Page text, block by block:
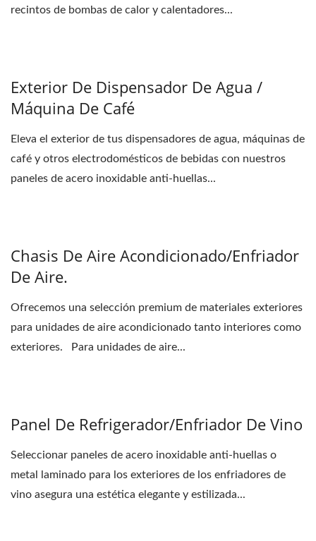
recintos de bombas de calor y calentadores...
Exterior De Dispensador De Agua /
Máquina De Café
Eleva el exterior de tus dispensadores de agua, máquinas de
café y otros electrodomésticos de bebidas con nuestros
paneles de acero inoxidable anti-huellas...
Chasis De Aire Acondicionado/enfriador
De Aire.
Ofrecemos una selección premium de materiales exteriores
para unidades de aire acondicionado tanto interiores como
exteriores. Para unidades de aire...
Panel De Refrigerador/enfriador De Vino
Seleccionar paneles de acero inoxidable anti-huellas o
metal laminado para los exteriores de los enfriadores de
vino asegura una estética elegante y estilizada...